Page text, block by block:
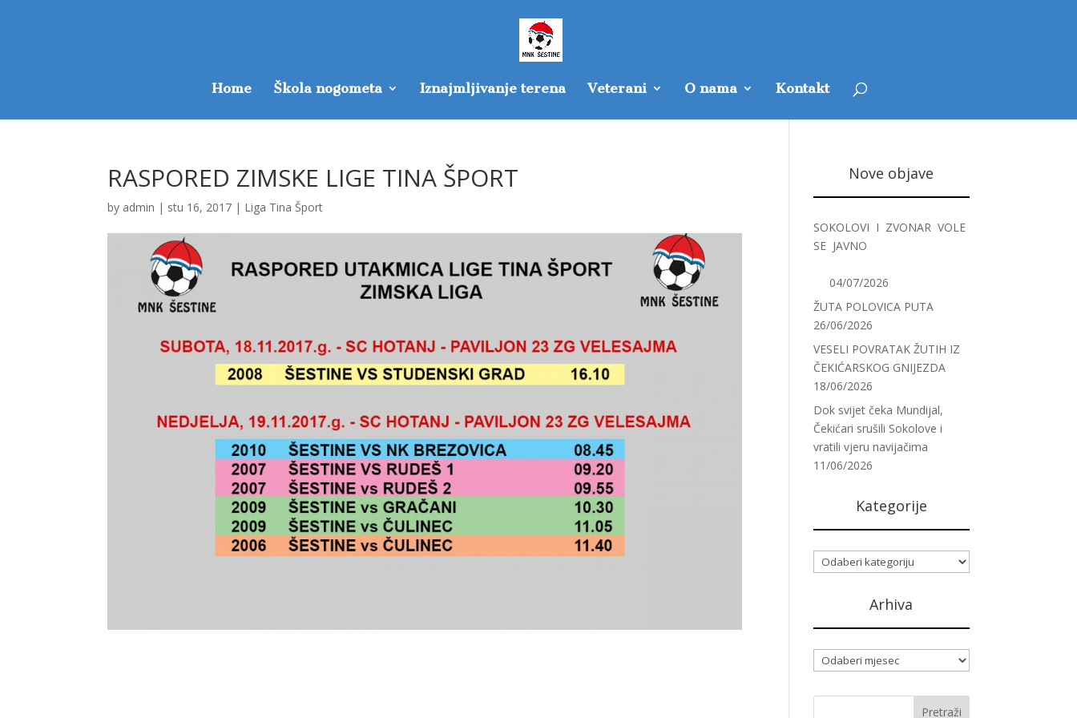
Home Škola nogometa Iznajmljivanje terena Veterani O nama Kontakt
RASPORED ZIMSKE LIGE TINA ŠPORT
by admin | stu 16, 2017 | Liga Tina Šport
Nove objave
SOKOLOVI I ZVONAR VOLE
SE JAVNO
04/07/2026
ŽUTA POLOVICA PUTA
26/06/2026
VESELI POVRATAK ŽUTIH IZ
ČEKIĆARSKOG GNIJEZDA
18/06/2026
Dok svijet čeka Mundijal,
Čekićari srušili Sokolove i
vratili vjeru navijačima
11/06/2026
Kategorije
Kategorije
Arhiva
Arhiva